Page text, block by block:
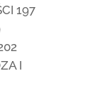
197
I